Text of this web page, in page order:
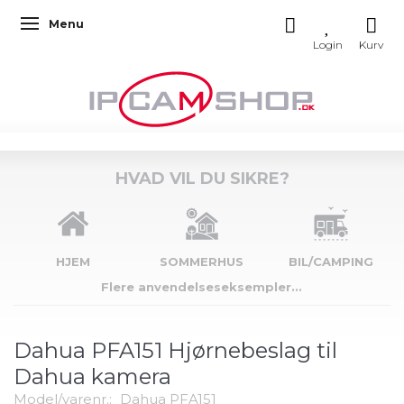
Skifte navigation
Menu
HVAD VIL DU SIKRE?
HJEM SOMMERHUS
BIL/CAMPING
Flere anvendelseseksempler...
Dahua PFA151 Hjørnebeslag til
Dahua kamera
Model/varenr.: Dahua PFA151